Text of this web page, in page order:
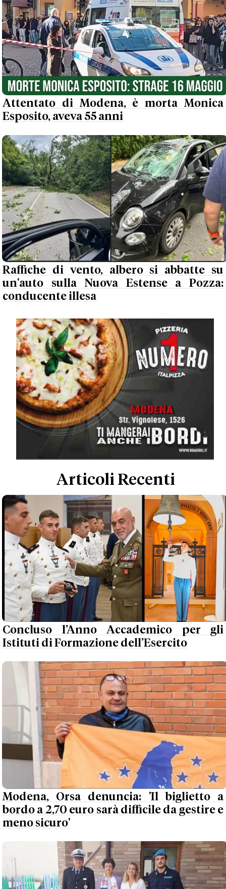
Attentato di Modena, è morta Monica
Esposito, aveva 55 anni
Raffiche di vento, albero si abbatte su
un'auto sulla Nuova Estense a Pozza:
conducente illesa
Articoli Recenti
Concluso l’Anno Accademico per gli
Istituti di Formazione dell’Esercito
Modena, Orsa denuncia: 'Il biglietto a
bordo a 2,70 euro sarà difficile da gestire e
meno sicuro'